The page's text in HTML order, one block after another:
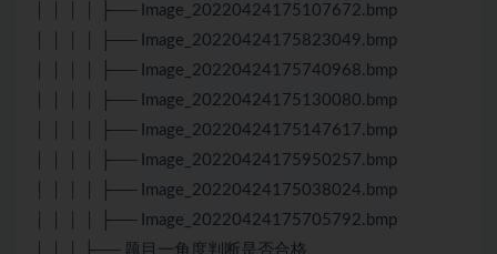
│ │ │ │ ├── Image_20220424175107672.bmp
│ │ │ │ ├── Image_20220424175823049.bmp
│ │ │ │ ├── Image_20220424175740968.bmp
│ │ │ │ ├── Image_20220424175130080.bmp
│ │ │ │ ├── Image_20220424175147617.bmp
│ │ │ │ ├── Image_20220424175950257.bmp
│ │ │ │ ├── Image_20220424175038024.bmp
│ │ │ │ ├── Image_20220424175705792.bmp
│ │ │ ├── 题目一角度判断是否合格